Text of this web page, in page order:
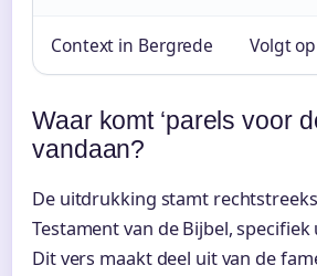
Context in Bergrede Volgt
Waar komt ‘parels voor
vandaan?
De uitdrukking stamt
Testament van de Bijbel,
Dit vers maakt deel uit van de